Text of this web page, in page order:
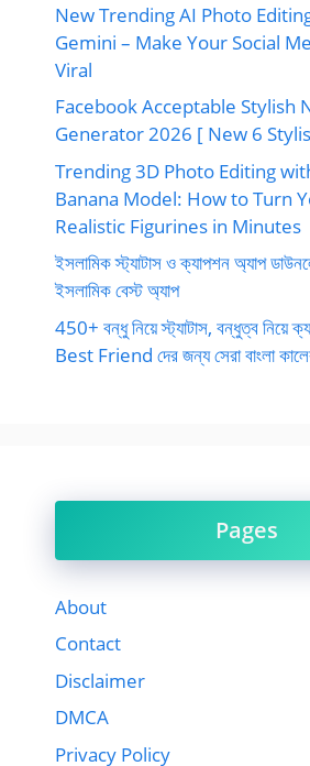
New Trending AI Photo
Gemini – Make Your Social
Viral
Facebook Acceptable Stylish
Generator 2026 [ New 6
Trending 3D Photo Editing
Banana Model: How to Turn
Realistic Figurines in Minutes
ইসলামিক স্ট্যাটাস ও ক্যাপশন অ্যাপ
ইসলামিক বেস্ট অ্যাপ
450+ বন্ধু নিয়ে স্ট্যাটাস, বন্ধুত্ব নিয়ে
Best Friend দের জন্য সেরা বাংলা
Pages
About
Contact
Disclaimer
DMCA
Privacy Policy